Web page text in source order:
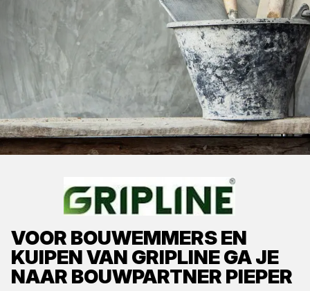
VOOR BOUWEMMERS EN
KUIPENVAN GRIPLINEGA JE
NAAR BOUWPARTNER PIEPER